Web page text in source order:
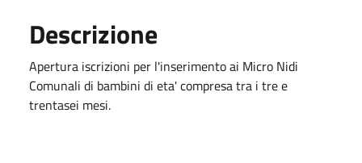
Descrizione
Apertura iscrizioni per l'inserimento ai Micro Nidi
Comunali di bambini di eta' compresa tra i tre e
trentasei mesi.